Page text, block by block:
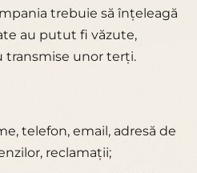
trebuie să înțeleagă
au putut fi văzute,
transmise unor terți.
telefon, email, adresă de
reclamații;